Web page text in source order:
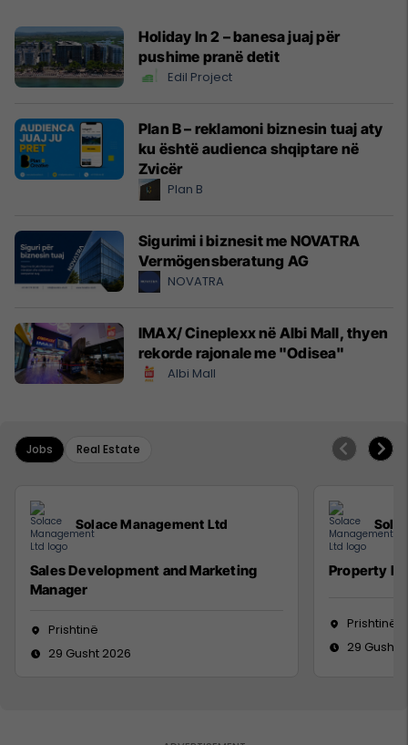
Holiday In 2 – banesa juaj për
pushime pranë detit
Edil Project
Plan B – reklamoni biznesin tuaj aty
ku është audienca shqiptare në
Zvicër
Plan B
Sigurimi i biznesit me NOVATRA
Vermögensberatung AG
NOVATRA
IMAX/ Cineplexx në Albi Mall, thyen
rekorde rajonale me "Odisea"
Albi Mall
Jobs Real Estate
Solace Management Ltd
Sales Development and Marketing
Manager
Prishtinë
29 Gusht 2026
Property
Prishtinë
29 Gusht